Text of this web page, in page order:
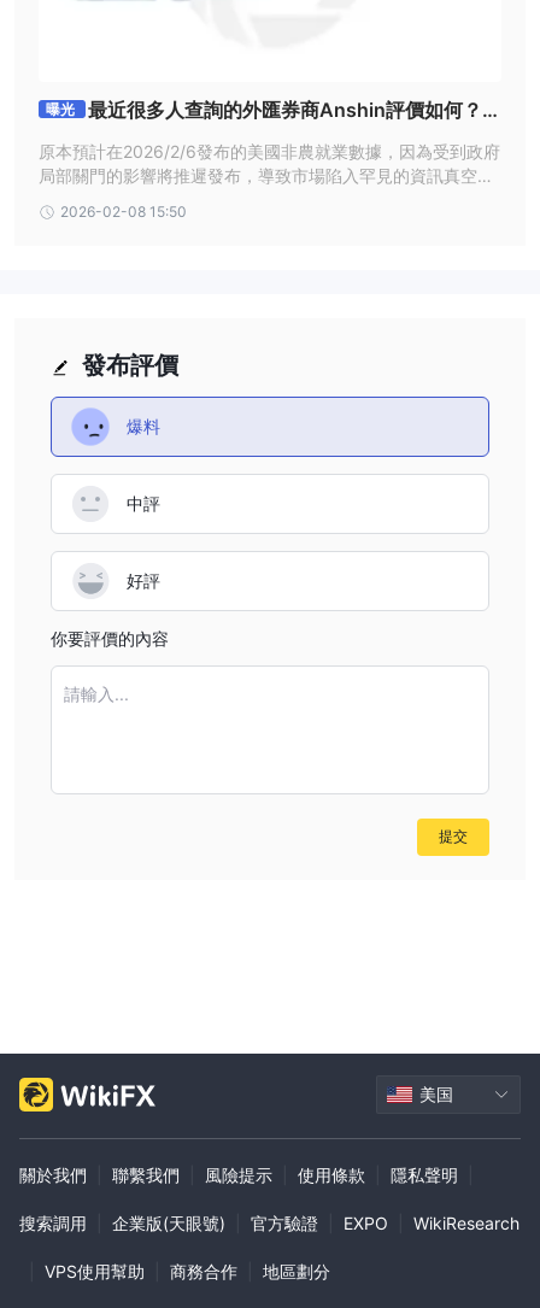
曝光
最近很多人查詢的外匯券商Anshin評價如何？監
管資訊、交易環境、網站現況一次看
原本預計在2026/2/6發布的美國非農就業數據，因為受到政府
局部關門的影響將推遲發布，導致市場陷入罕見的資訊真空
至關重要。近期不少外匯天眼用戶都在查詢Anshin的評價，今
2026-02-08 15:50
發布評價
爆料
中評
好評
你要評價的內容
請輸入...
提交
美国
關於我們 聯繫我們 風險提示 使用條款 隱私聲明
搜索調用 企業版(天眼號) 官方驗證 EXPO WikiResearch
VPS使用幫助 商務合作 地區劃分